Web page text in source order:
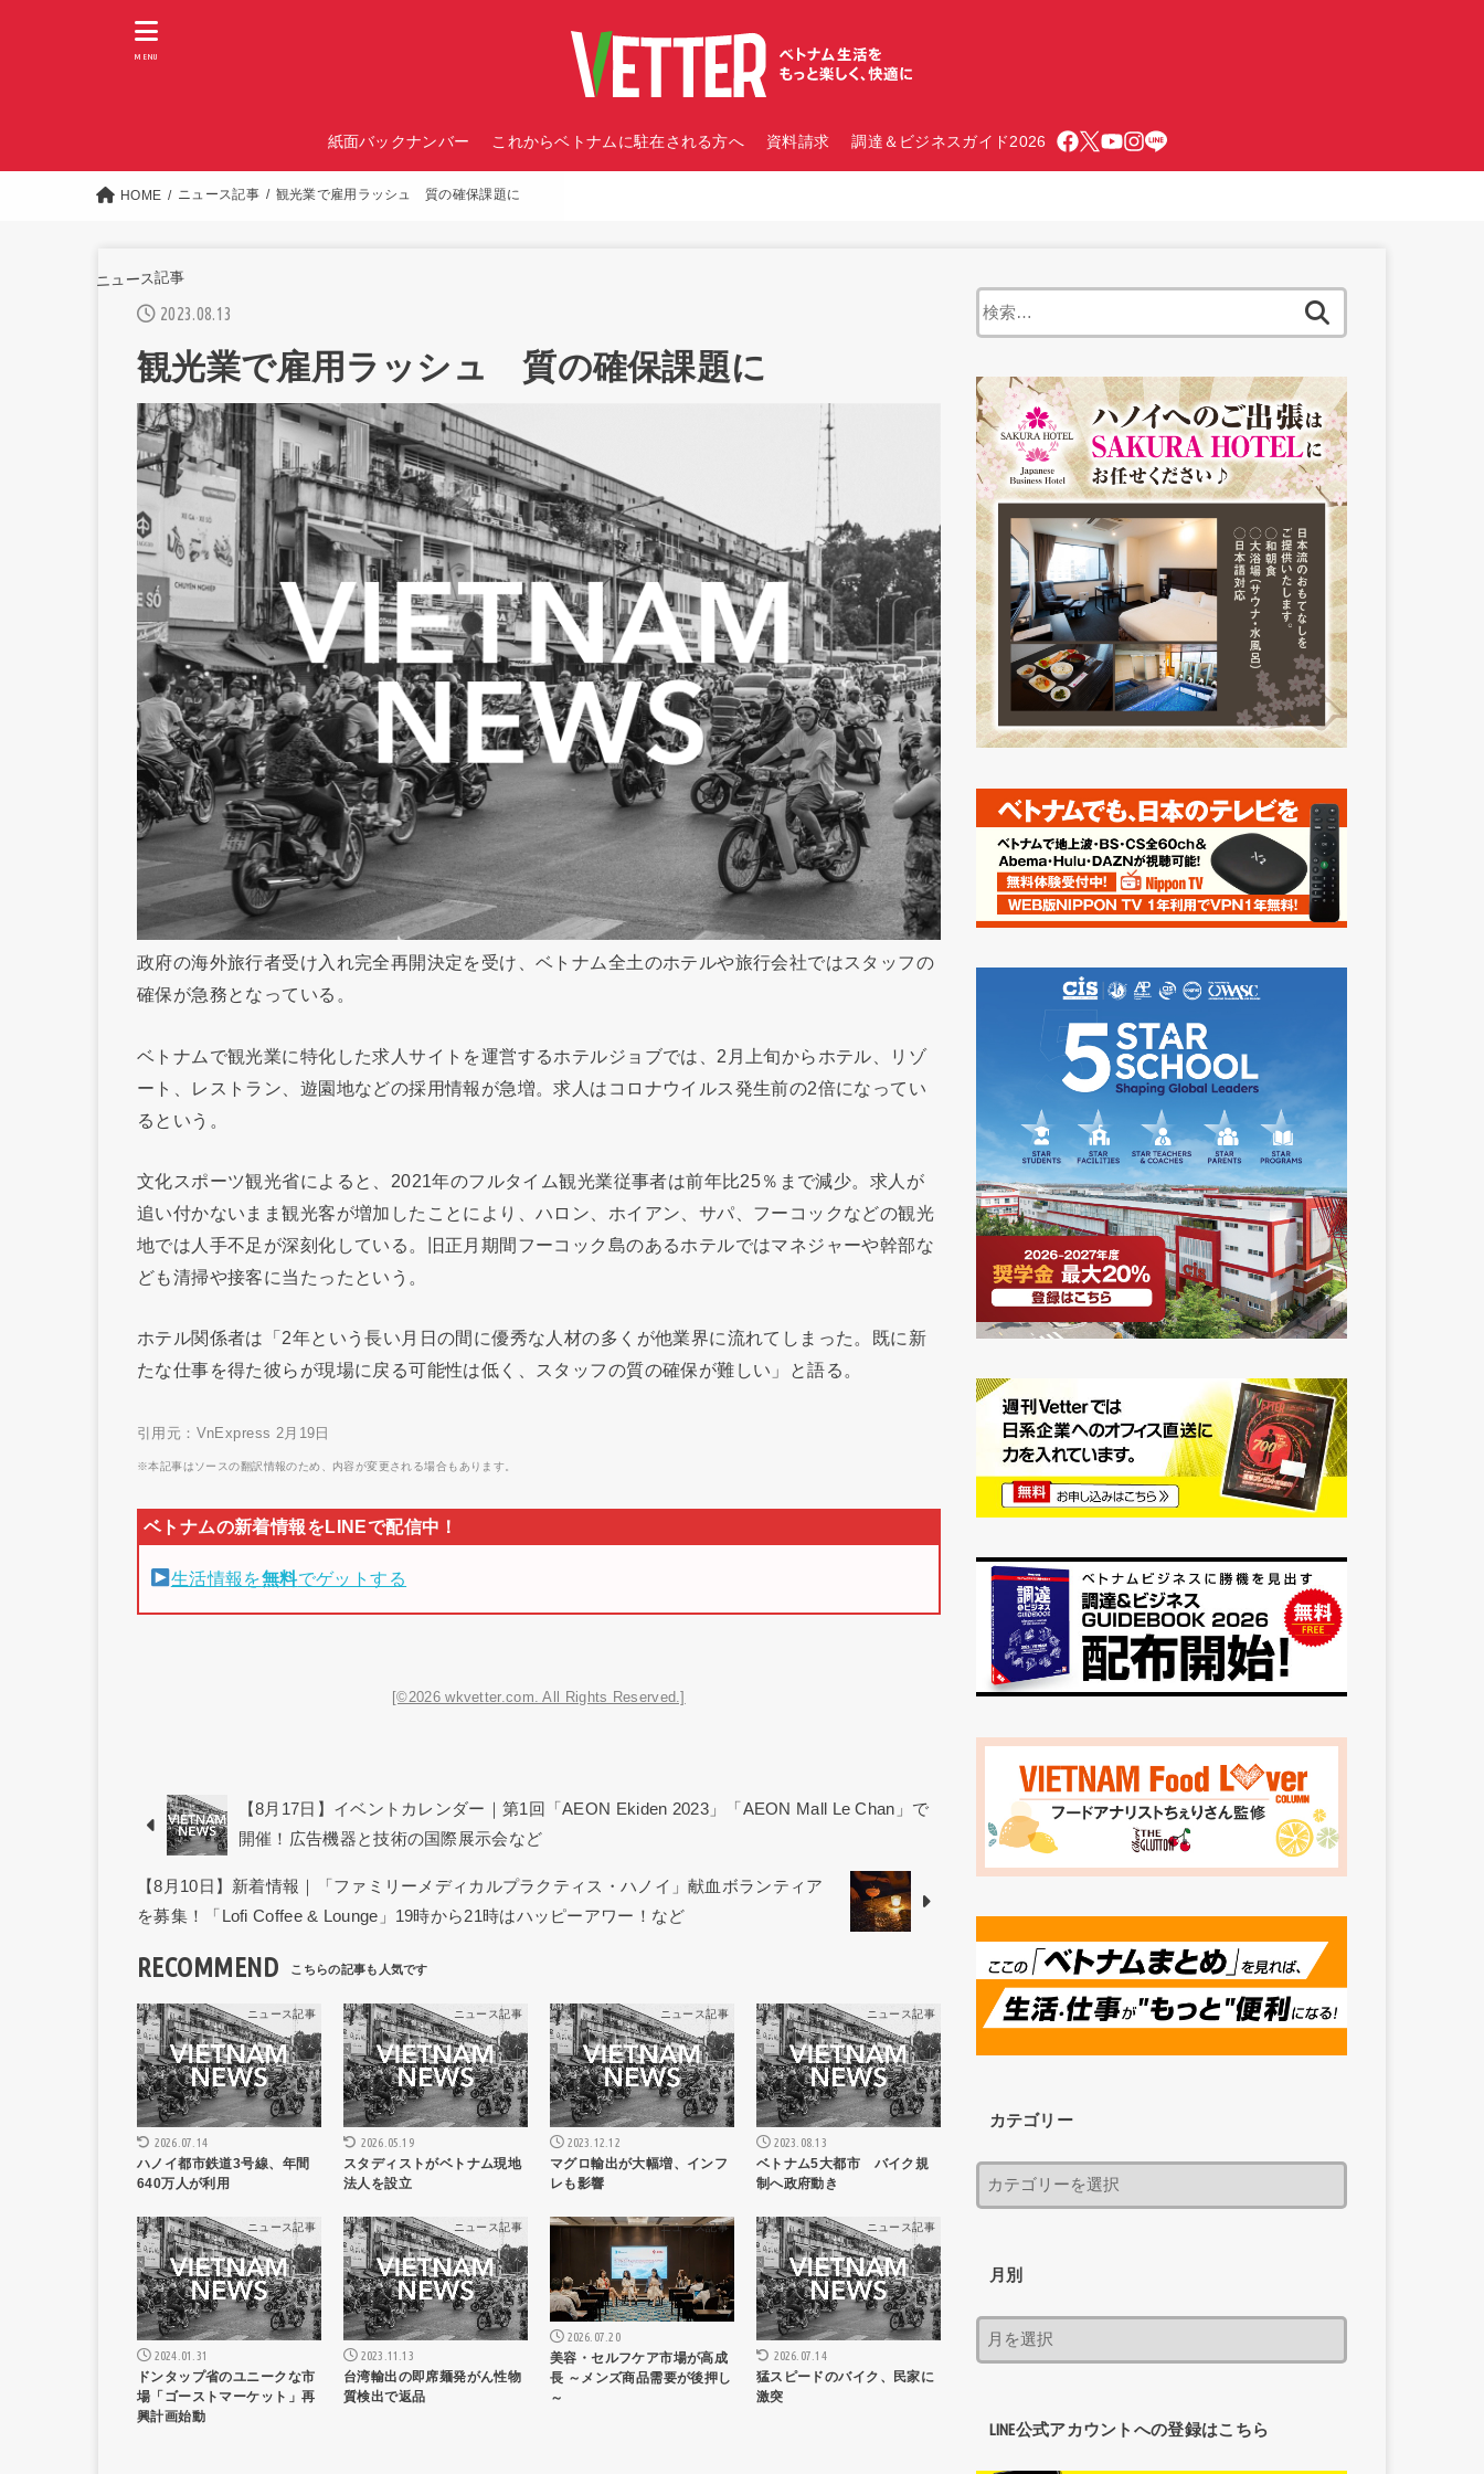
紙面バックナンバー これからベトナムに駐在される方へ 資料請求 調達＆ビジネスガイド2026
MENU
HOME ニュース記事 観光業で雇用ラッシュ 質の確保課題に
ニュース記事
2023.08.13
観光業で雇用ラッシュ 質の確保課題に
政府の海外旅行者受け入れ完全再開決定を受け、ベトナム全土のホテルや旅行会社ではスタッフの
確保が急務となっている。
ベトナムで観光業に特化した求人サイトを運営するホテルジョブでは、2月上旬からホテル、リゾ
ート、レストラン、遊園地などの採用情報が急増。求人はコロナウイルス発生前の2倍になってい
るという。
文化スポーツ観光省によると、2021年のフルタイム観光業従事者は前年比25％まで減少。求人が
追い付かないまま観光客が増加したことにより、ハロン、ホイアン、サパ、フーコックなどの観光
地では人手不足が深刻化している。旧正月期間フーコック島のあるホテルではマネジャーや幹部な
ども清掃や接客に当たったという。
ホテル関係者は「2年という長い月日の間に優秀な人材の多くが他業界に流れてしまった。既に新
たな仕事を得た彼らが現場に戻る可能性は低く、スタッフの質の確保が難しい」と語る。
引用元：VnExpress 2月19日
※本記事はソースの翻訳情報のため、内容が変更される場合もあります。
生活情報を無料でゲットする
[©2026 wkvetter.com. All Rights Reserved.]
【8月17日】イベントカレンダー｜第1回「AEON Ekiden 2023」「AEON Mall Le Chan」で
開催！広告機器と技術の国際展示会など
【8月10日】新着情報｜「ファミリーメディカルプラクティス・ハノイ」献血ボランティア
を募集！「Lofi Coffee & Lounge」19時から21時はハッピーアワー！など
RECOMMEND
ニュース記事
2026.07.14
ハノイ都市鉄道3号線、年間
640万人が利用
ニュース記事
2026.05.19
スタディストがベトナム現地
法人を設立
ニュース記事
2023.12.12
マグロ輸出が大幅増、インフ
レも影響
ニュース記事
2023.08.13
ベトナム5大都市 バイク規
制へ政府動き
ニュース記事
2024.01.31
ドンタップ省のユニークな市
場「ゴーストマーケット」再
興計画始動
ニュース記事
2023.11.13
台湾輸出の即席麺発がん性物
質検出で返品
ニュース記事
2026.07.20
美容・セルフケア市場が高成
長 ～メンズ商品需要が後押し
～
ニュース記事
2026.07.14
猛スピードのバイク、民家に
激突
カテゴリー
月別
LINE公式アカウントへの登録はこちら